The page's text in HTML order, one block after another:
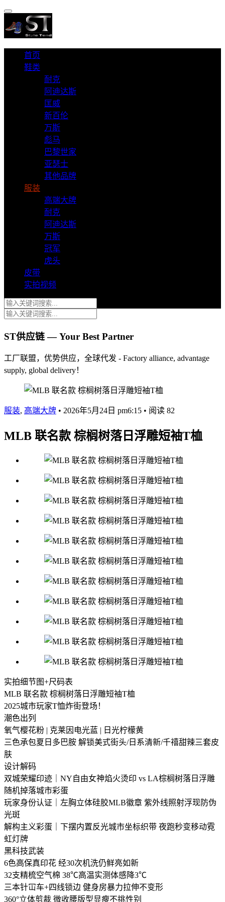
首页
鞋类
耐克
阿迪达斯
匡威
新百伦
万斯
彪马
巴黎世家
亚瑟士
其他品牌
服装
高端大牌
耐克
阿迪达斯
万斯
冠军
虎头
皮带
实拍视频
ST供应链 — Your Best Partner
工厂联盟，优势供应，全球代发 - Factory alliance, advantage
supply, global delivery！
服装, 高端大牌 • 2026年5月24日 pm6:15 • 阅读 82
MLB 联名款 棕榈树落日浮雕短袖T桖
实拍细节图+尺码表
MLB 联名款 棕榈树落日浮雕短袖T桖
2025城市玩家T恤炸街登场！
潮色出列
氧气樱花粉 | 克莱因电光蓝 | 日光柠檬黄
三色承包夏日多巴胺 解锁美式街头/日系清新/千禧甜辣三套皮
肤
设计解码
双城荣耀印迹｜NY自由女神焰火烫印 vs LA棕榈树落日浮雕
随机掉落城市彩蛋
玩家身份认证｜左胸立体硅胶MLB徽章 紫外线照射浮现防伪
光斑
解构主义彩蛋｜下摆内置反光城市坐标织带 夜跑秒变移动霓
虹灯牌
黑科技武装
6色高保真印花 经30次机洗仍鲜亮如新
32支精梳空气棉 38℃高温实测体感降3℃
三本针冚车+四线锁边 健身房暴力拉伸不变形
360°立体剪裁 微收腰版型显瘦不挑性别